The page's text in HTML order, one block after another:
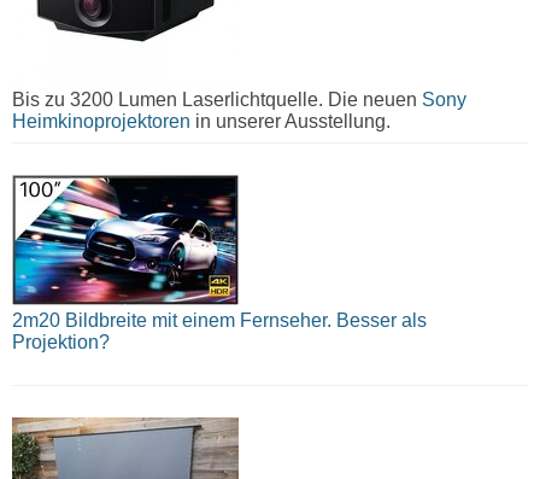
Bis zu 3200 Lumen Laserlichtquelle. Die neuen Sony
Heimkinoprojektoren in unserer Ausstellung.
2m20 Bildbreite mit einem Fernseher. Besser als
Projektion?